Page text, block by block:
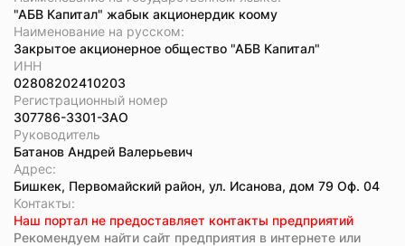
"АБВ Капитал" жабык акционердик коому
Наименование на русском:
Закрытое акционерное общество "АБВ Капитал"
ИНН
02808202410203
Регистрационный номер
307786-3301-ЗАО
Руководитель
Батанов Андрей Валерьевич
Адрес:
Бишкек, Первомайский район, ул. Исанова, дом 79 Оф. 04
Koнтaкты:
Наш портал не предоставляет контакты предприятий
Рекомендуем найти сайт предприятия в интернете или